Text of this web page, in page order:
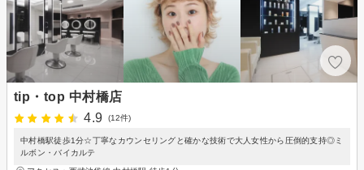
tip・top 中村橋店
4.9
(12件)
中村橋駅徒歩1分☆丁寧なカウンセリングと確かな技術で大人女性から圧倒的支持◎ミ
ルボン・バイカルテ